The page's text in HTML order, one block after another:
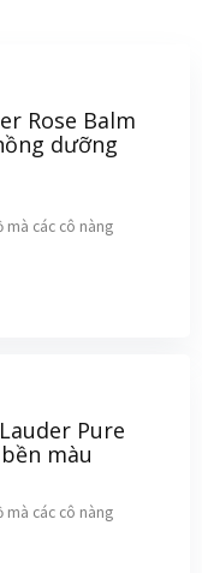
Rose Balm
dưỡng
mà các cô nàng
Pure
màu
mà các cô nàng